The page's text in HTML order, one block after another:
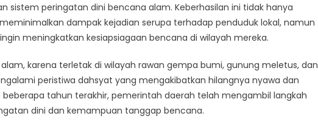
Sistem
Peringatan
Dini
Menjadi
Model
Bagi
Daerah
sistem peringatan dini bencana alam. Keberhasilan ini tidak hanya
dampak kejadian serupa terhadap penduduk lokal, namun
meningkatkan kesiapsiagaan bencana di wilayah mereka.
karena terletak di wilayah rawan gempa bumi, gunung meletus, dan
peristiwa dahsyat yang mengakibatkan hilangnya nyawa dan
tahun terakhir, pemerintah daerah telah mengambil langkah
dini dan kemampuan tanggap bencana.